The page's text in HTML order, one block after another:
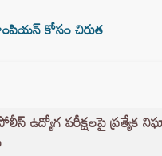
కోసం చిరుత
ఉద్యోగ పరీక్షలపై